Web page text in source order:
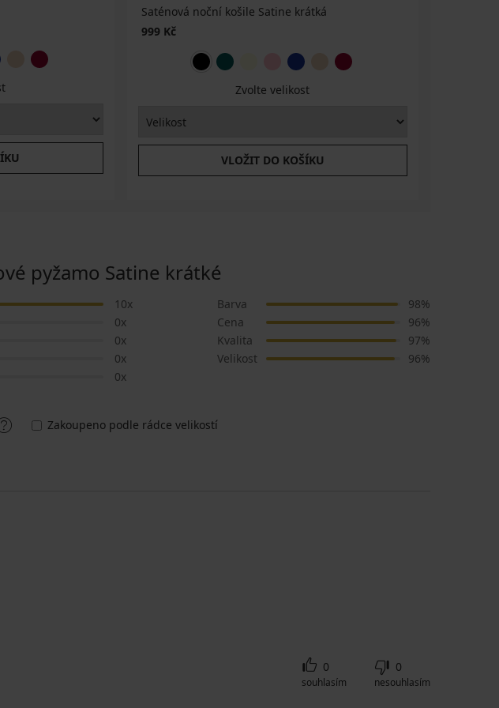
Saténová noční košile Satine krátká
999 Kč
Zvolte velikost
VLOŽIT DO KOŠÍKU
pyžamo Satine krátké
10x
0x
0x
0x
0x
Barva
98%
Cena
96%
Kvalita
97%
Velikost
96%
Zakoupeno podle rádce velikostí
0
souhlasím
0
nesouhlasím